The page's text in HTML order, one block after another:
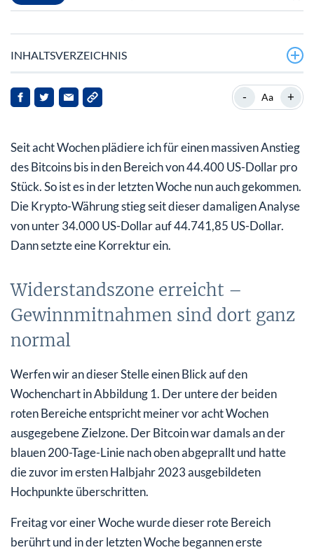
INHALTSVERZEICHNIS
Widerstandszone erreicht – Gewinnmitnahmen sind
dort ganz normal
unterschritten werden
Fazit:
- Aa +
Seit acht Wochen plädiere ich für einen massiven Anstieg
des Bitcoins bis in den Bereich von 44.400 US-Dollar pro
Stück. So ist es in der letzten Woche nun auch gekommen.
Die Krypto-Währung stieg seit dieser damaligen Analyse
von unter 34.000 US-Dollar auf 44.741,85 US-Dollar.
Dann setzte eine Korrektur ein.
Widerstandszone erreicht –
Gewinnmitnahmen sind dort ganz
normal
Werfen wir an dieser Stelle einen Blick auf den
Wochenchart in Abbildung 1. Der untere der beiden
roten Bereiche entspricht meiner vor acht Wochen
ausgegebene Zielzone. Der Bitcoin war damals an der
blauen 200-Tage-Linie nach oben abgeprallt und hatte
die zuvor im ersten Halbjahr 2023 ausgebildeten
Hochpunkte überschritten.
Freitag vor einer Woche wurde dieser rote Bereich
berührt und in der letzten Woche begannen erste